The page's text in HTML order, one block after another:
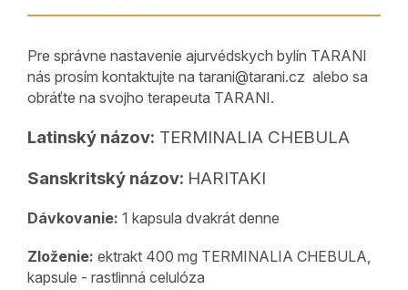
Pre správne nastavenie ajurvédskych bylín TARANI
nás prosím kontaktujte na tarani@tarani.cz alebo sa
obráťte na svojho terapeuta TARANI.
Latinský názov: TERMINALIA CHEBULA
Sanskritský názov: HARITAKI
Dávkovanie: 1 kapsula dvakrát denne
Zloženie: ektrakt 400 mg TERMINALIA CHEBULA
kapsule - rastlinná celulóza